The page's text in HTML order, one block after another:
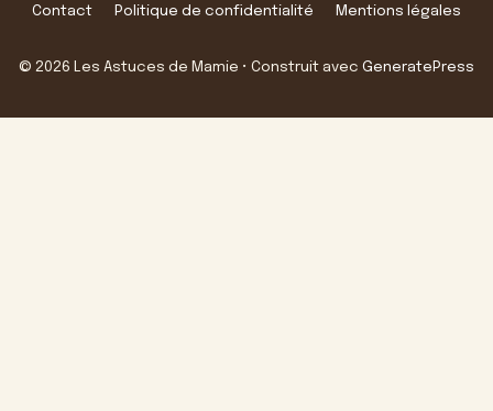
Contact Politique de confidentialité Mentions légales
© 2026 Les Astuces de Mamie • Construit avec GeneratePress